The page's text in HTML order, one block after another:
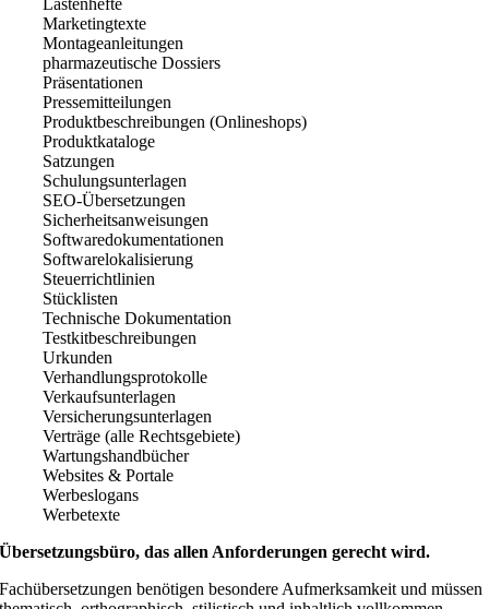
Lastenhefte
Marketingtexte
Montageanleitungen
pharmazeutische Dossiers
Präsentationen
Pressemitteilungen
Produktbeschreibungen (Onlineshops)
Produktkataloge
Satzungen
Schulungsunterlagen
SEO-Übersetzungen
Sicherheitsanweisungen
Softwaredokumentationen
Softwarelokalisierung
Steuerrichtlinien
Stücklisten
Technische Dokumentation
Testkitbeschreibungen
Urkunden
Verhandlungsprotokolle
Verkaufsunterlagen
Versicherungsunterlagen
Verträge (alle Rechtsgebiete)
Wartungshandbücher
Websites & Portale
Werbeslogans
Werbetexte
Übersetzungsbüro, das allen Anforderungen gerecht wird.
Fachübersetzungen benötigen besondere Aufmerksamkeit und müssen